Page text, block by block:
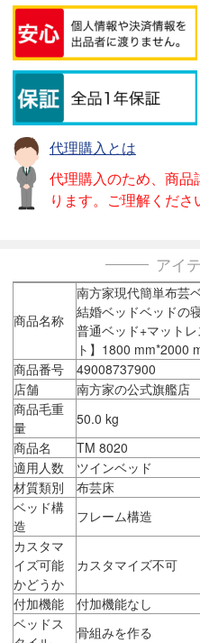
代理購入とは
代理購入のため、商
ります。ご理解くださ
アイ
商品名称
南方家現代簡単布芸
結婚ベッドベッドの
普通ベッド+マット
ト】1800 mm*2000
商品番号
49008737900
店舗
南方家の公式旗艦店
商品毛重
量
50.0 kg
商品名
TM 8020
適用人数
ツインベッド
材質類別
布芸床
ベッド構
造
フレーム構造
カスタマ
イズ可能
かどうか
カスタマイズ不可
付加機能
付加機能なし
ベッドス
骨組みを作る